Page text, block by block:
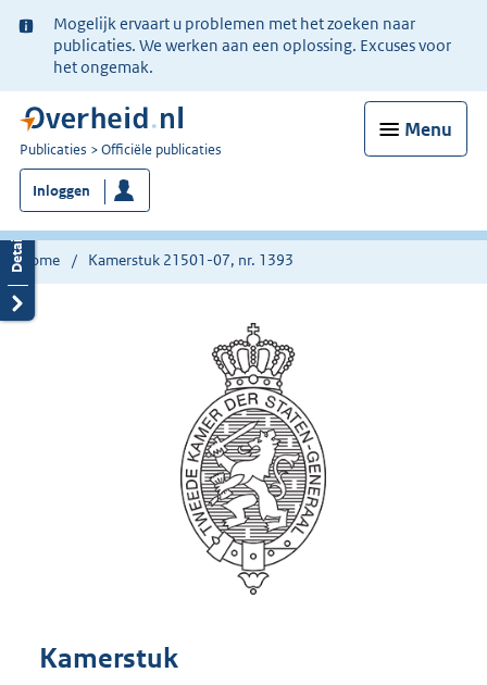
Ter
informatie:
Mogelijk ervaart u problemen met het zoeken naar
publicaties. We werken aan een oplossing. Excuses voor
het ongemak.
Menu
U
bent
nu
hier:
Publicaties Officiële publicaties
Inloggen
Home Kamerstuk 21501-07, nr. 1393
Kamerstuk